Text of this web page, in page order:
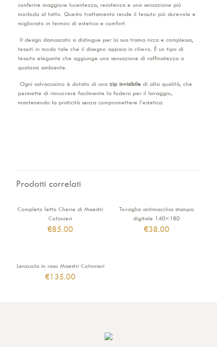
conferire maggiore lucentezza, resistenza e una sensazione più
morbida al tatto. Questo trattamento rende il tessuto più durevole e
migliorato in termini di estetica e comfort.
Il design damascato si distingue per la sua trama ricca e complessa,
tessuti in modo tale che il disegno appaia in rilievo. È un tipo di
tessuto elegante che aggiunge una sensazione di raffinatezza a
qualsiasi ambiente.
Ogni salvacuscino è dotato di una zip invisibiledi alta qualità, che
permette di rimuovere facilmente la fodera per il lavaggio,
mantenendo la praticità senza compromettere l’estetica.
Prodotti correlati
Completo letto Cherie di Maestri
Cotonieri
€85.00
Tovaglia antimacchia stampa
digitale 140×180
€38.00
Lenzuola in raso Maestri Cotonieri
€135.00